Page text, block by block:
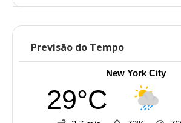
Previsão do Tempo
New York City
29°C